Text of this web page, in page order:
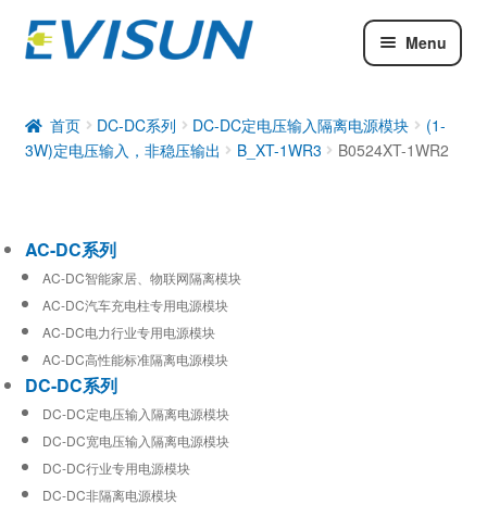
Menu
DC-DC系列
工业通信模块
首页 DC-DC系列 DC-DC定电压输入隔离电源模块
(1-
3W)定电压输入，非稳压输出
B_XT-1WR3 B0524XT-1WR2
AC-DC系列
AC-DC智能家居、物联网隔离模块
AC-DC汽车充电柱专用电源模块
AC-DC电力行业专用电源模块
AC-DC高性能标准隔离电源模块
DC-DC系列
DC-DC定电压输入隔离电源模块
DC-DC宽电压输入隔离电源模块
DC-DC行业专用电源模块
DC-DC非隔离电源模块